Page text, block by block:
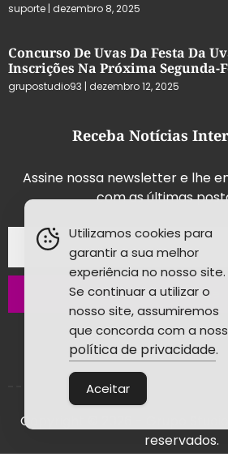
suporte dezembro 8, 2025
Concurso De Uvas Da Festa Da
Inscrições Na Próxima Segunda-
grupostudio93 dezembro 12, 2025
Receba Notícias
Assine nossa newsletter e lhe
com as últimas
Inscrever-se
Copyright © 2026 - Grupo
reservados.
Utilizamos cookies para
garantir a sua melhor
experiência no nosso site.
Se continuar a utilizar o
nosso site, assumiremos
que concorda com a
política de privacidade.
Aceitar